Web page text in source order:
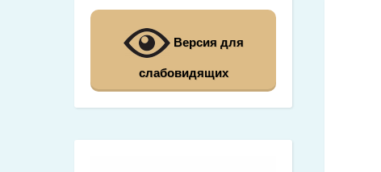
Версия для
слабовидящих